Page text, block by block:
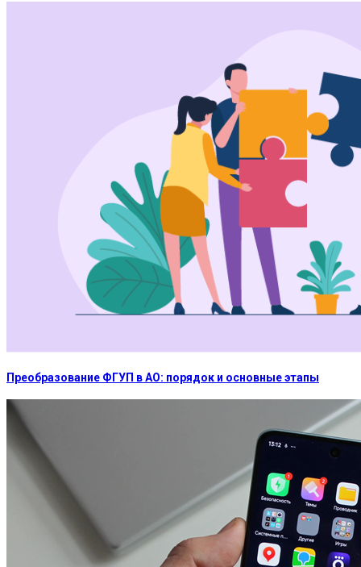
Преобразование ФГУП в АО: порядок и основные этапы